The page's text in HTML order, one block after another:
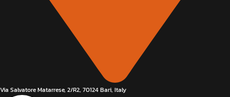
Via Salvatore Matarrese, 2/R2, 70124 Bari, Italy